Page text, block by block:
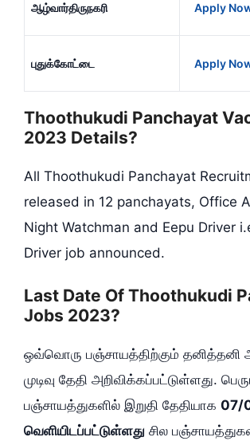
ஆழ்வார்திருநகரி Apply
புதுக்கோட்டை Apply
Thoothukudi Panchayat
2023 Details?
All Thoothukudi Panchayat
released in 12 panchayats, Office
Night Watchman and Eepu Driver
Driver job announced.
Last Date Of Thoothukudi
Jobs 2023?
ஒவ்வொரு பஞ்சாயத்திற்கும் தனித்தனி
முடிவு தேதி அறிவிக்கப்பட்டுள்ளது.
பஞ்சாயத்துகளில் இறுதி தேதியாக 07/
வெளியிடப்பட்டுள்ளது சில